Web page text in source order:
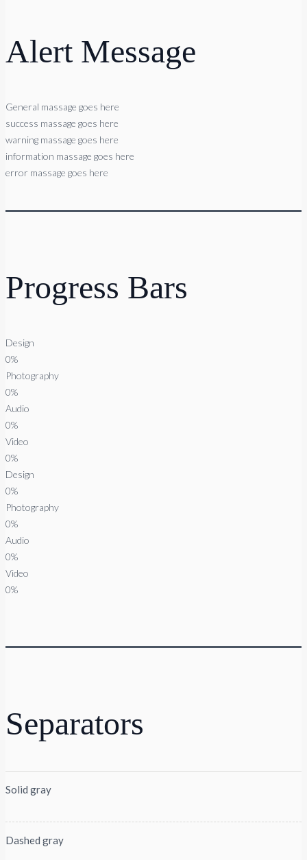
Alert Message
General massage goes here
success massage goes here
warning massage goes here
information massage goes here
error massage goes here
Progress Bars
Design
0%
Photography
0%
Audio
0%
Video
0%
Design
0%
Photography
0%
Audio
0%
Video
0%
Separators
Solid gray
Dashed gray